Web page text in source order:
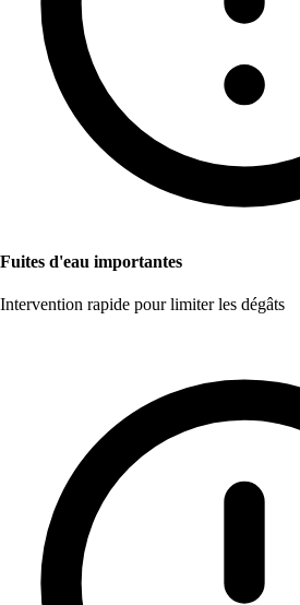
Fuites d'eau importantes
Intervention rapide pour limiter les dégâts